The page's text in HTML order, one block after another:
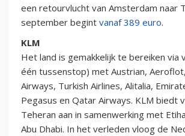
een retourvlucht van Amsterdam naar
september begint vanaf 389 euro.
KLM
Het land is gemakkelijk te bereiken via
één tussenstop) met Austrian,
Airways, Turkish Airlines, Alitalia,
Pegasus en Qatar Airways. KLM biedt
Teheran aan in samenwerking met
Abu Dhabi. In het verleden vloog de